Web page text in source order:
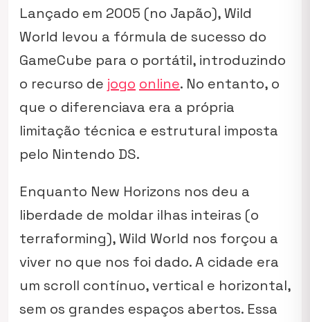
Lançado em 2005 (no Japão),Wild
World levou a fórmula de sucesso do
GameCube para o portátil, introduzindo
o recurso de jogo online. No entanto, o
que o diferenciava era a própria
limitação técnica e estrutural imposta
pelo Nintendo DS.
Enquanto New Horizons nos deu a
liberdade de moldar ilhas inteiras (o
terraforming),Wild World nos forçou a
viver no que nos foi dado. A cidade era
um scroll contínuo, vertical e horizontal,
sem os grandes espaços abertos. Essa